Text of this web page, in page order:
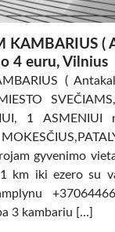
KAMBARIUS (
4 euru, Vilnius
(
1 ASMENIUI
gyvenimo
km iki ezero su
3 kambariu […]